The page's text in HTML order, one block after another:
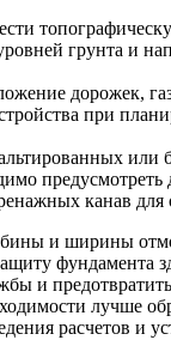
грунта и
дорожек,
при
или
канав для
и ширины
фундамента
и
лучше
расчетов и